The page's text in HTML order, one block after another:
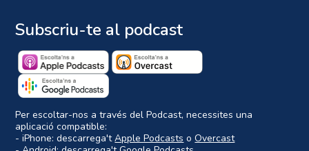
Subscriu-te al podcast
Per escoltar-nos a través del Podcast, necessites una
aplicació compatible:
- iPhone: descarrega'tApple Podcasts oOvercast